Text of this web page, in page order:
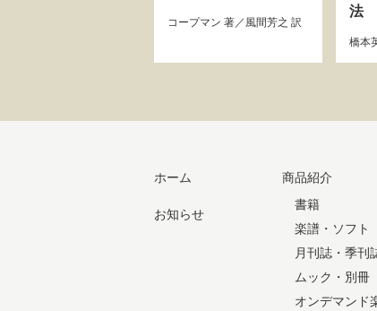
コープマン 著／ 風間芳之 訳
法
橋本
ホーム
お知らせ
商品紹介
書籍
楽譜・ソフト
月刊誌・季刊
ムック・別冊
オンデマンド